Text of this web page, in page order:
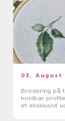
03. August
Brodering på
holdbar
et eksklusivt